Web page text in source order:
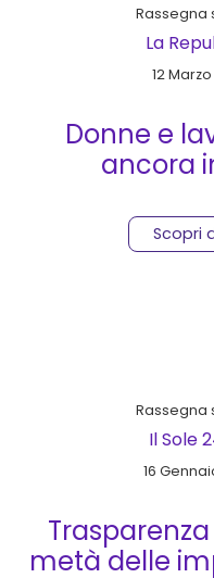
Rassegna
La
12
Donne e
ancora
Scopri
Rassegna
Il Sole
16
metà delle